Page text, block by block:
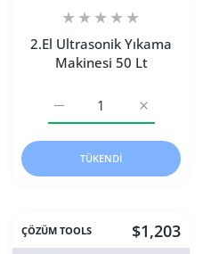
Ultrasonik Yıkama
Yıkama Makinesi 10 Lt
2.El Ultrasonik Yıkama
Makinesi 50 Lt
2.El
2.El Ultrasonik
TÜKENDI
ÇÖZÜM TOOLS $1,203